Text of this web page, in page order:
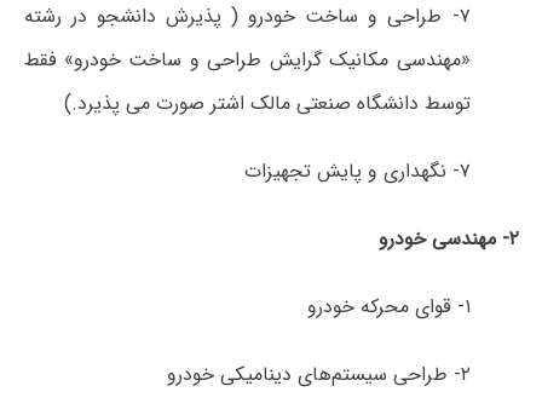
۷- طراحی و ساخت خودرو ( پذیرش دانشجو در رشته
«مهندسی مکانیک گرایش طراحی و ساخت خودرو» فقط
توسط دانشگاه صنعتی مالک اشتر صورت می پذیرد.)
۷- نگهداری و پایش تجهیزات
۲- مهندسی خودرو
۱- قوای محرکه خودرو
۲- طراحی سیستم‌های دینامیکی خودرو